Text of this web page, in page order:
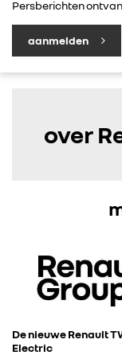
Persberichten
aanmelden
over
De nieuwe Renault
Electric